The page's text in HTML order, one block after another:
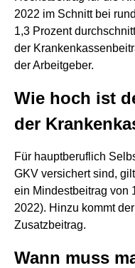
2022 im Schnitt bei
1,3 Prozent
der
der Arbeitgeber.
Wie hoch ist
der
Für hauptberuflich
GKV versichert sind,
ein Mindestbeitrag von
2022). Hinzu kommt
Zusatzbeitrag.
Wann muss